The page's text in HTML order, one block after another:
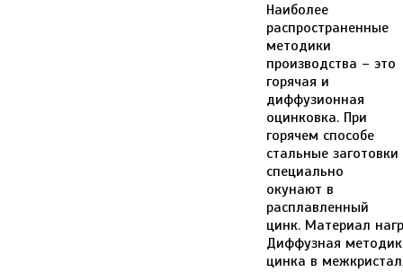
Наиболее
распространенные
методики
производства – это
горячая и
диффузионная
оцинковка. При
горячем способе
стальные заготовки
специально
окунают в
расплавленный
цинк. Материал
Диффузная
цинка в